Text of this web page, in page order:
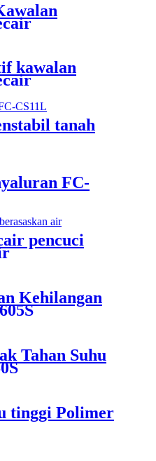
kawalan
tanah
FC-
pencuci
Kehilangan
Tahan Suhu
tinggi Polimer